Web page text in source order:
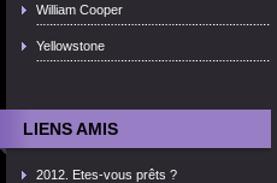
William Cooper
Yellowstone
LIENS AMIS
2012. Etes-vous prêts ?